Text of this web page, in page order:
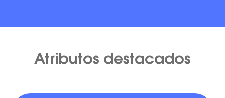
Atributos destacados